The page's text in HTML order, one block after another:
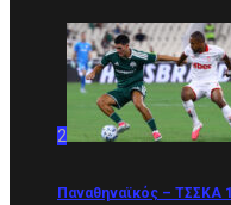
2
Παναθηναϊκός – ΤΣΣΚΑ